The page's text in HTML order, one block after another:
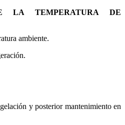
LA TEMPERATURA DE
ambiente.
y posterior mantenimiento en